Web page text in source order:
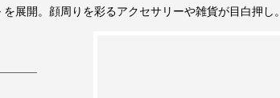
展開。顔周りを彩るアクセサリーや雑貨が目白押し。